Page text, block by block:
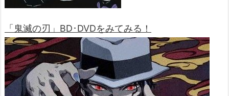
「鬼滅の刃」BD･DVDをみてみる！